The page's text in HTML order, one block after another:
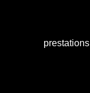
prestations